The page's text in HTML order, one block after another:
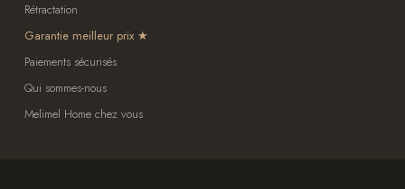
Rétractation
Garantie meilleur prix
Paiements sécurisés
Qui sommes-nous
Melimel Home chez vous